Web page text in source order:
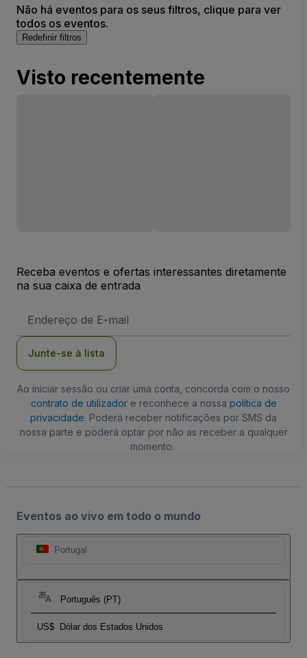
Não há eventos para os seus filtros, clique para ver
todos os eventos.
Redefinir filtros
Visto recentemente
Receba eventos e ofertas interessantes diretamente
na sua caixa de entrada
de
Junte-se à lista
Ao iniciar sessão ou criar uma conta, concorda com o nosso
contrato de utilizadore reconhece a nossa política de
privacidade. Poderá receber notificações por SMS da
nossa parte e poderá optar por não as receber a qualquer
momento.
Eventos ao vivo em todo o mundo
Portugal
Português (PT)
US$ Dólar dos Estados Unidos